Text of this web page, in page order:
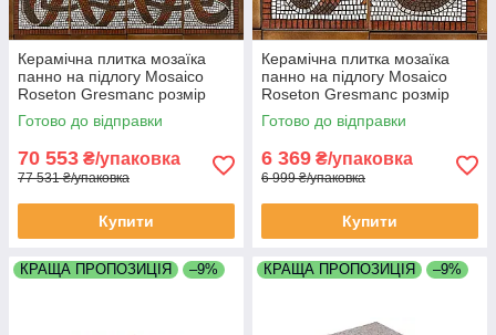
Керамічна плитка мозаїка
панно на підлогу Mosaico
Roseton Gresmanc розмір
1270х1270мм складається з
16 плиток
Готово до відправки
70 553 ₴/упаковка
77 531 ₴/упаковка
Купити
Керамічна плитка мозаїка
панно на підлогу Mosaico
Roseton Gresmanc розмір
625х625мм складається з 4
плиток
Готово до відправки
6 369 ₴/упаковка
6 999 ₴/упаковка
Купити
КРАЩА ПРОПОЗИЦІЯ –9% КРАЩА ПРОПОЗИЦІЯ –9%